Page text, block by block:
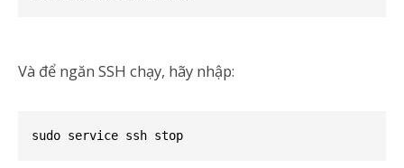
Và để ngăn SSH chạy, hãy nhập:
sudo service ssh stop